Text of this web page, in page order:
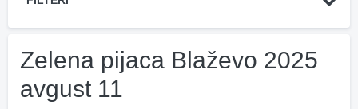
Zelena pijaca Blaževo 2025
avgust 11